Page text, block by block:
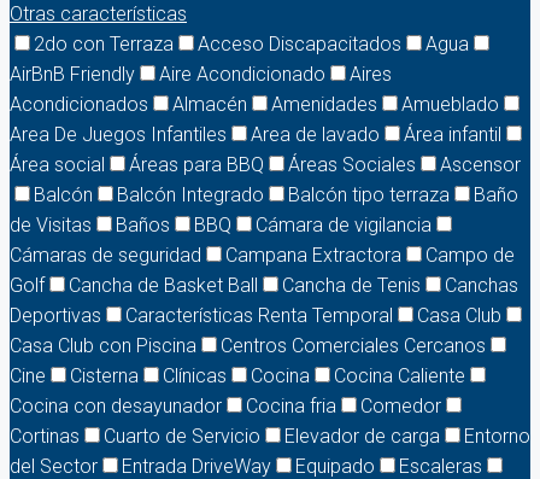
Otras características
2do con Terraza
Acceso Discapacitados
Agua
AirBnB Friendly
Aire Acondicionado
Aires
Acondicionados
Almacén Amenidades
Amueblado
Area De Juegos Infantiles
Area de lavado
Área infantil
Área social
Áreas para BBQ Áreas Sociales
Ascensor
Balcón
Balcón Integrado Balcón tipo terraza
Baño
de Visitas
Baños BBQ
Cámara de vigilancia
Cámaras de seguridad
Campana Extractora
Campo de
Golf
Cancha de Basket Ball Cancha de Tenis
Canchas
Deportivas
Características Renta Temporal
Casa Club
Casa Club con Piscina
Centros Comerciales Cercanos
Cine
Cisterna Clínicas Cocina
Cocina Caliente
Cocina con desayunador
Cocina fria
Comedor
Cortinas
Cuarto de Servicio Elevador de carga
Entorno
del Sector
Entrada DriveWay Equipado
Escaleras